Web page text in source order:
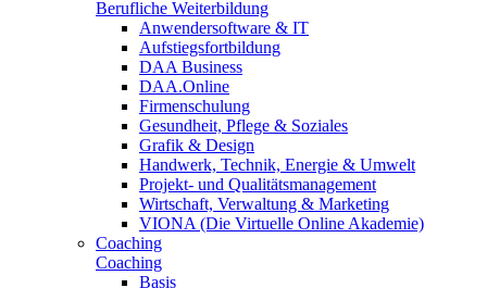
Berufliche Weiterbildung
Anwendersoftware & IT
Aufstiegsfortbildung
DAA Business
DAA.Online
Firmenschulung
Gesundheit, Pflege & Soziales
Grafik & Design
Handwerk, Technik, Energie & Umwelt
Projekt- und Qualitätsmanagement
Wirtschaft, Verwaltung & Marketing
VIONA (Die Virtuelle Online Akademie)
Coaching
Coaching
Basis